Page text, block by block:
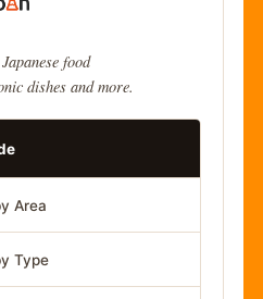
food
dishes and more.
Area
Type